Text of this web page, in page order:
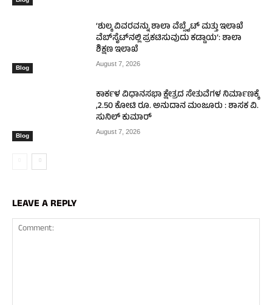
Blog
‘ಶುಲ್ಕ ವಿವರವನ್ನು ಶಾಲಾ ವೆಬ್ಸೈಟ್ ಮತ್ತು ಇಲಾಖೆ
ವೆಬ್‌ಸೈಟ್‌ನಲ್ಲಿ ಪ್ರಕಟಿಸುವುದು ಕಡ್ಡಾಯ’: ಶಾಲಾ
ಶಿಕ್ಷಣ ಇಲಾಖೆ
August 7, 2026
Blog
ಕಾರ್ಕಳ ವಿಧಾನಸಭಾ ಕ್ಷೇತ್ರದ ಸೇತುವೆಗಳ ನಿರ್ಮಾಣಕ್ಕೆ
,2.50 ಕೋಟಿ ರೂ. ಅನುದಾನ ಮಂಜೂರು : ಶಾಸಕ ವಿ.
ಸುನಿಲ್ ಕುಮಾರ್
August 7, 2026
LEAVE A REPLY